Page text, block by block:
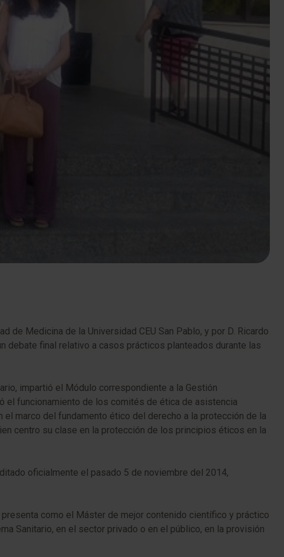
Medicina de la Universidad CEU San Pablo, y por D. Ricardo
debate final relativo a casos prácticos planteados durante las
impartió el Módulo correspondiente a la Gestión
el funcionamiento de los comités de ética de asistencia
marco del fundamento ético del derecho a la protección de la
centro su clase en la protección de los principios éticos en la
oficialmente el pasado 5 de noviembre del 2014,
como el Máster de mejor contenido científico y práctico
Sanitario, en el sector privado o en el público, en la provisión